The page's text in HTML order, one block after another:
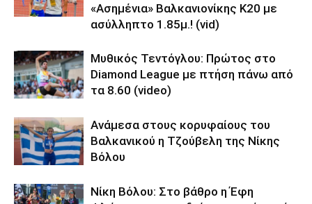
«Ασημένια» Βαλκανιονίκης Κ20 με
ασύλληπτο 1.85μ.! (vid)
Μυθικός Τεντόγλου: Πρώτος στο
Diamond League με πτήση πάνω από
τα 8.60 (video)
Ανάμεσα στους κορυφαίους του
Βαλκανικού η Τζούβελη της Νίκης
Βόλου
Νίκη Βόλου: Στο βάθρο η Έφη